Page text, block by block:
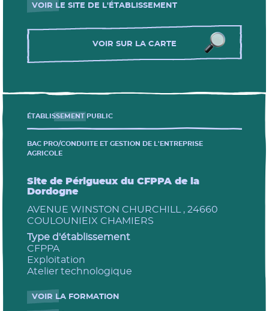
VOIR LE SITE DE L'ÉTABLISSEMENT
- Nouvelle fenêtre
VOIR SUR LA CARTE
ÉTABLISSEMENT PUBLIC
BAC PRO/CONDUITE ET GESTION DE L'ENTREPRISE
AGRICOLE
Site de Périgueux du CFPPA de la
Dordogne
AVENUE WINSTON CHURCHILL , 24660
COULOUNIEIX CHAMIERS
Type d'établissement
CFPPA
Exploitation
Atelier technologique
VOIR LA FORMATION
- Nouvelle fenêtre